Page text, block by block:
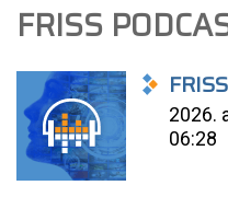
FRISS
2026.
06:28